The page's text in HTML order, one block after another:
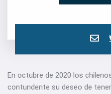
En octubre de 2020 los
contundente su deseo de